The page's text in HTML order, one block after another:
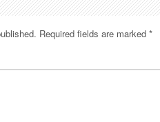
Required fields are marked *